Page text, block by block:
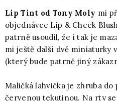
Lip Tint od Tony Moly mi
objednávce Lip & Cheek
patrně usoudil, že i tak je
mi ještě další dvě miniaturky
(který bude patrně jiný
Maličká lahvička je zhruba
červenou tekutinou. Na rty